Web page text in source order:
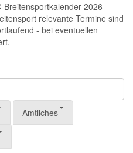
Breitensportkalender 2026
relevante Termine sind
- bei eventuellen
Amtliches